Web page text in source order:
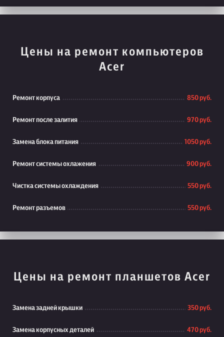
Цены на ремонт компьютеров
Acer
Ремонт корпуса 850 руб.
Ремонт после залития 970 руб.
Замена блока питания 1050 руб.
Ремонт системы охлажения 900 руб.
Чистка системы охлаждения 550 руб.
Ремонт разъемов 550 руб.
Цены на ремонт планшетов Acer
Замена задней крышки 350 руб.
Замена корпусных деталей 470 руб.